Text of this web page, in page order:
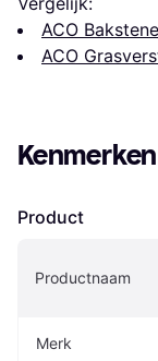
ACO
ACO
Kenmerken
Product
Productnaam
Merk